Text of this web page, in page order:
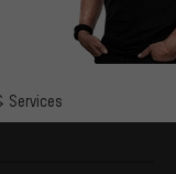
Services